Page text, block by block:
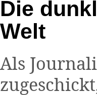
Die
Welt
Als